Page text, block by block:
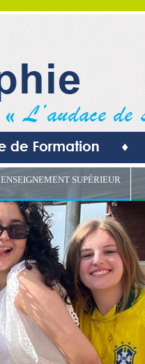
ENSEIGNEMENT SUPÉRIEUR